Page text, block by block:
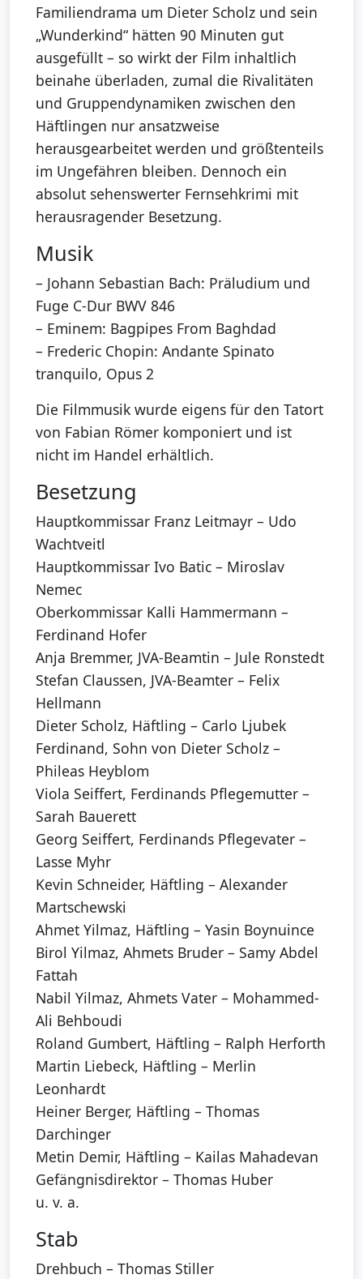
Familiendrama um Dieter Scholz und sein
„Wunderkind“ hätten 90 Minuten gut
ausgefüllt – so wirkt der Film inhaltlich
beinahe überladen, zumal die Rivalitäten
und Gruppendynamiken zwischen den
Häftlingen nur ansatzweise
herausgearbeitet werden und größtenteils
im Ungefähren bleiben. Dennoch ein
absolut sehenswerter Fernsehkrimi mit
herausragender Besetzung.
Musik
– Johann Sebastian Bach: Präludium und
Fuge C-Dur BWV 846
– Eminem: Bagpipes From Baghdad
– Frederic Chopin: Andante Spinato
tranquilo, Opus 2
Die Filmmusik wurde eigens für den Tatort
von Fabian Römer komponiert und ist
nicht im Handel erhältlich.
Besetzung
Hauptkommissar Franz Leitmayr – Udo
Wachtveitl
Hauptkommissar Ivo Batic – Miroslav
Nemec
Oberkommissar Kalli Hammermann –
Ferdinand Hofer
Anja Bremmer, JVA-Beamtin – Jule Ronstedt
Stefan Claussen, JVA-Beamter – Felix
Hellmann
Dieter Scholz, Häftling – Carlo Ljubek
Ferdinand, Sohn von Dieter Scholz –
Phileas Heyblom
Viola Seiffert, Ferdinands Pflegemutter –
Sarah Bauerett
Georg Seiffert, Ferdinands Pflegevater –
Lasse Myhr
Kevin Schneider, Häftling – Alexander
Martschewski
Ahmet Yilmaz, Häftling – Yasin Boynuince
Birol Yilmaz, Ahmets Bruder – Samy Abdel
Fattah
Nabil Yilmaz, Ahmets Vater – Mohammed-
Ali Behboudi
Roland Gumbert, Häftling – Ralph Herforth
Martin Liebeck, Häftling – Merlin
Leonhardt
Heiner Berger, Häftling – Thomas
Darchinger
Metin Demir, Häftling – Kailas Mahadevan
Gefängnisdirektor – Thomas Huber
u. v. a.
Stab
Drehbuch – Thomas Stiller